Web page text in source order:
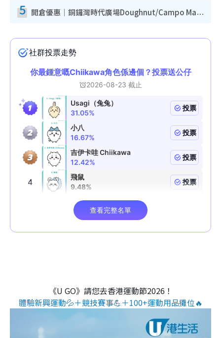
5 開倉優惠｜銅鑼灣時代廣場Doughnut/Campo Marzio開倉低至1折！背囊、書包、手袋劈價$200起
《U GO》請您去香港運動節2026！
體驗新興運動💦＋競技賽事💪＋100+運動用品攤位🔥